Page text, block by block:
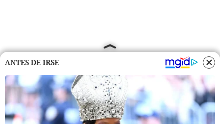
ANTES DE IRSE